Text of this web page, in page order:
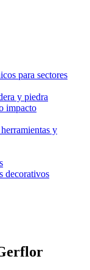
para sectores
y piedra
impacto
y
decorativos